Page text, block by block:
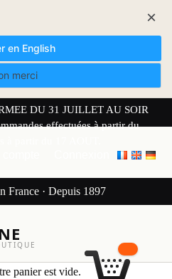
en English
merci
×
DU 31 JUILLET AU SOIR
effectuées à partir du
France · Depuis 1897
panier est vide.